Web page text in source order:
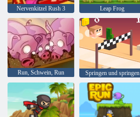
Nervenkitzel Rush 3 Leap Frog
Run, Schwein, Run Springen und springen